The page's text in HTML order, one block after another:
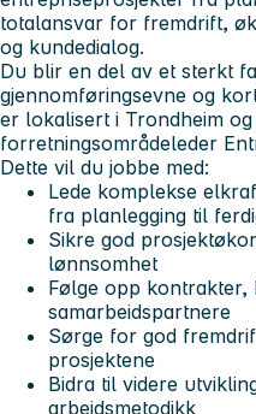
totalansvar for fremdrift,
og kundedialog.
Du blir en del av et sterkt
gjennomføringsevne og
er lokalisert i Trondheim
forretningsområdeleder
Dette vil du jobbe med:
Lede komplekse
fra planlegging til
Sikre god
lønnsomhet
Følge opp
samarbeidspartnere
Sørge for god
prosjektene
Bidra til videre
arbeidsmetodikk